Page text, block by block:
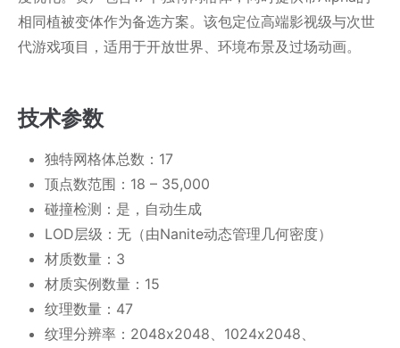
相同植被变体作为备选方案。该包定位高端影视级与次世
代游戏项目，适用于开放世界、环境布景及过场动画。
技术参数
独特网格体总数：17
顶点数范围：18 – 35,000
碰撞检测：是，自动生成
LOD层级：无（由Nanite动态管理几何密度）
材质数量：3
材质实例数量：15
纹理数量：47
纹理分辨率：2048x2048、1024x2048、